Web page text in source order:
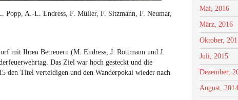
A.-L. Endress, F. Müller, F. Sitzmann, F. Neumar,
mit Ihren Betreuern (M. Endress, J. Rottmann und J.
Das Ziel war hoch gesteckt und die
den Titel verteidigen und den Wanderpokal wieder nach
Mai, 2016
März, 2016
Oktober,
Juli, 2015
Dezember,
August, 2014